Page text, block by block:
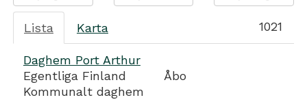
Lista Karta 1021
Daghem Port Arthur
Egentliga Finland
Åbo
Kommunalt daghem